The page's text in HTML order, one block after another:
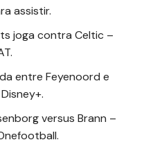
assistir.
joga contra Celtic –
entre Feyenoord e
versus Brann –